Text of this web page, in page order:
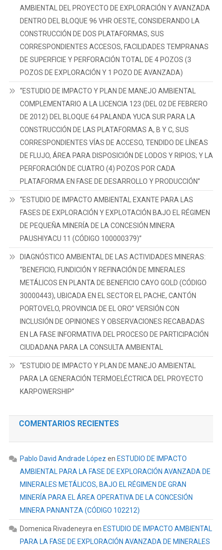
AMBIENTAL DEL PROYECTO DE EXPLORACIÓN Y AVANZADA
DENTRO DEL BLOQUE 96 VHR OESTE, CONSIDERANDO LA
CONSTRUCCIÓN DE DOS PLATAFORMAS, SUS
CORRESPONDIENTES ACCESOS, FACILIDADES TEMPRANAS
DE SUPERFICIE Y PERFORACIÓN TOTAL DE 4 POZOS (3
POZOS DE EXPLORACIÓN Y 1 POZO DE AVANZADA)
“ESTUDIO DE IMPACTO Y PLAN DE MANEJO AMBIENTAL
COMPLEMENTARIO A LA LICENCIA 123 (DEL 02 DE FEBRERO
DE 2012) DEL BLOQUE 64 PALANDA YUCA SUR PARA LA
CONSTRUCCIÓN DE LAS PLATAFORMAS A, B Y C, SUS
CORRESPONDIENTES VÍAS DE ACCESO, TENDIDO DE LÍNEAS
DE FLUJO, ÁREA PARA DISPOSICIÓN DE LODOS Y RIPIOS; Y LA
PERFORACIÓN DE CUATRO (4) POZOS POR CADA
PLATAFORMA EN FASE DE DESARROLLO Y PRODUCCIÓN”
“ESTUDIO DE IMPACTO AMBIENTAL EXANTE PARA LAS
FASES DE EXPLORACIÓN Y EXPLOTACIÓN BAJO EL RÉGIMEN
DE PEQUEÑA MINERÍA DE LA CONCESIÓN MINERA
PAUSHIYACU 11 (CÓDIGO 100000379)”
DIAGNÓSTICO AMBIENTAL DE LAS ACTIVIDADES MINERAS:
“BENEFICIO, FUNDICIÓN Y REFINACIÓN DE MINERALES
METÁLICOS EN PLANTA DE BENEFICIO CAYO GOLD (CÓDIGO
30000443), UBICADA EN EL SECTOR EL PACHE, CANTÓN
PORTOVELO, PROVINCIA DE EL ORO” VERSIÓN CON
INCLUSIÓN DE OPINIONES Y OBSERVACIONES RECABADAS
EN LA FASE INFORMATIVA DEL PROCESO DE PARTICIPACIÓN
CIUDADANA PARA LA CONSULTA AMBIENTAL
“ESTUDIO DE IMPACTO Y PLAN DE MANEJO AMBIENTAL
PARA LA GENERACIÓN TERMOELÉCTRICA DEL PROYECTO
KARPOWERSHIP”
COMENTARIOS RECIENTES
Pablo David Andrade López en ESTUDIO DE IMPACTO
AMBIENTAL PARA LA FASE DE EXPLORACIÓN AVANZADA DE
MINERALES METÁLICOS, BAJO EL RÉGIMEN DE GRAN
MINERÍA PARA EL ÁREA OPERATIVA DE LA CONCESIÓN
MINERA PANANTZA (CÓDIGO 102212)
Domenica Rivadeneyra en ESTUDIO DE IMPACTO AMBIENTAL
PARA LA FASE DE EXPLORACIÓN AVANZADA DE MINERALES